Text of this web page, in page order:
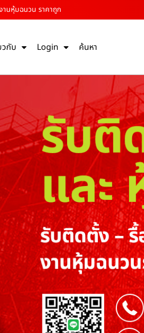
านหุ้มฉนวน ราคาถูก
วกับ Login ค้นหา